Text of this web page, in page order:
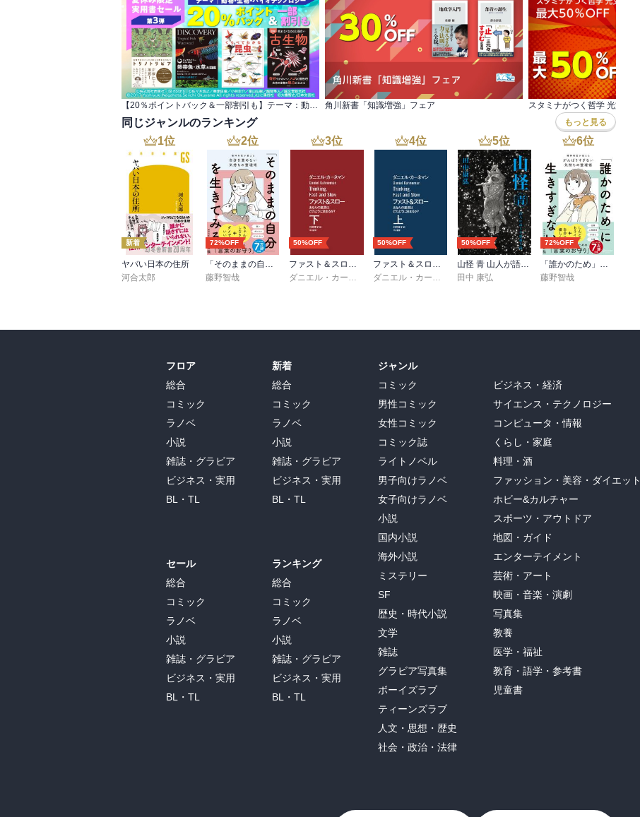
【20％ポイントバック＆一部割引も】テーマ：動物・生物・バイオテクノロジー 夏休み限定実用書セール第3弾 角川新書「知識増強」フェア
同じジャンルのランキング もっと見る
1位
新着
ヤバい日本の住所
河合太郎
2位
72%OFF
「そのままの自分」を生きてみる 精神科医が教える自分を責めない気持ちの整理術 (特装版)
藤野智哉
3位
50%OFF
ファスト＆スロー （下）
ダニエル・カーネマン
,村井章子
4位
50%OFF
ファスト＆スロー （上）
ダニエル・カーネマン
,村井章子
5位
50%OFF
山怪 青 山人が語る不思議な話
田中 康弘
6位
72%OFF
「誰かのため」に生きすぎない 精神科医が教えるがんばりすぎない気持ちの整理術 (特装版)
藤野智哉
フロア
総合
コミック
ラノベ
小説
雑誌・グラビア
ビジネス・実用
BL・TL
セール
総合
コミック
ラノベ
小説
雑誌・グラビア
ビジネス・実用
BL・TL
新着
総合
コミック
ラノベ
小説
雑誌・グラビア
ビジネス・実用
BL・TL
ランキング
総合
コミック
ラノベ
小説
雑誌・グラビア
ビジネス・実用
BL・TL
ジャンル
コミック
男性コミック
女性コミック
コミック誌
ライトノベル
男子向けラノベ
女子向けラノベ
小説
国内小説
海外小説
ミステリー
SF
歴史・時代小説
文学
雑誌
グラビア写真集
ボーイズラブ
ティーンズラブ
人文・思想・歴史
社会・政治・法律
ビジネス・経済
サイエンス・テクノロジー
コンピュータ・情報
くらし・家庭
料理・酒
ファッション・美容・ダイエット
ホビー&カルチャー
スポーツ・アウトドア
地図・ガイド
エンターテイメント
芸術・アート
映画・音楽・演劇
写真集
教養
医学・福祉
教育・語学・参考書
児童書